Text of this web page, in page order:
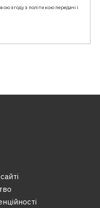
згоду з політикою передачі і